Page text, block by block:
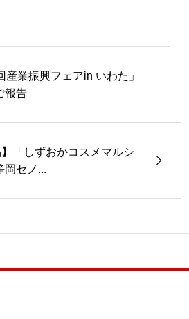
産業振興フェアin いわた」
報告
】「しずおかコスメマルシ
岡セノ...